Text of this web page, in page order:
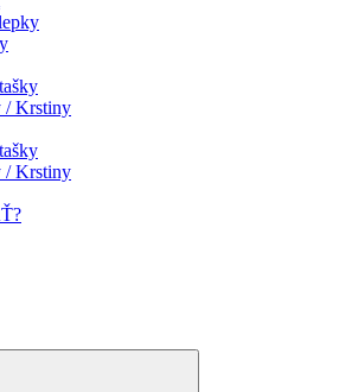
/ Krstiny
/ Krstiny